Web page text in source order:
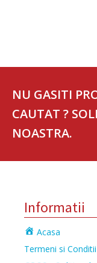
NU GASITI
CAUTAT ?
NOASTRA.
Informatii
Acasa
Termeni si Conditii